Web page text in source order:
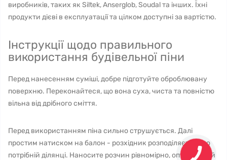
виробників, таких як Siltek, Anserglob, Soudal та інших. Їхні
продукти дієві в експлуатації та цілком доступні за вартістю.
Інструкції щодо правильного
використання будівельної піни
Перед нанесенням суміші, добре підготуйте оброблювану
поверхню. Переконайтеся, що вона суха, чиста та повністю
вільна від дрібного сміття.
Перед використанням піна сильно струшується. Далі
простим натиском на балон - розхідник розподіляється по
потрібній ділянці. Наносите розчин рівномірно, оптимальній